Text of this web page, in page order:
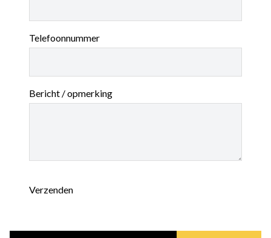
Telefoonnummer
Bericht / opmerking
Verzenden